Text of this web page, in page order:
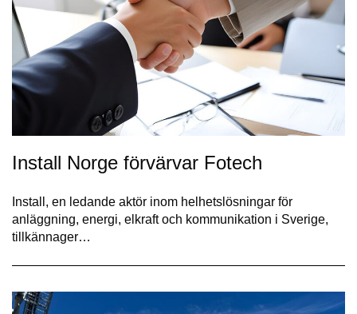
Install Norge förvärvar Fotech
Install, en ledande aktör inom helhetslösningar för
anläggning, energi, elkraft och kommunikation i Sverige,
tillkännager…